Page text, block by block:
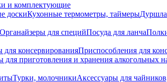
и комплектующие
доскиКухонные термометры, таймеры
Органайзеры для специйПосуда для ланча
для консервированияПриспособления для
для приготовления и хранения алкогольных
Турки, молочникиАксессуары для